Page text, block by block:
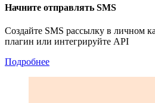
Начните отправлять SMS
Создайте SMS рассылку в личном
плагин или интегрируйте API
Подробнее